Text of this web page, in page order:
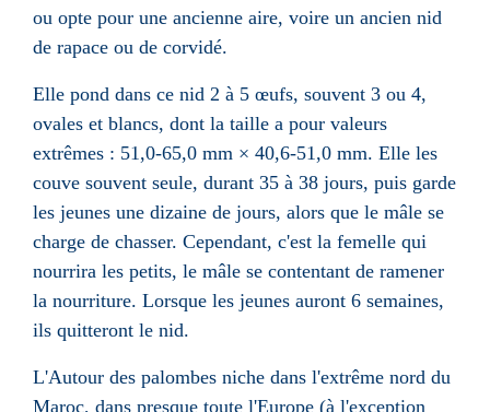
ou opte pour une ancienne aire, voire un ancien nid
de rapace ou de corvidé.
Elle pond dans ce nid 2 à 5 œufs, souvent 3 ou 4,
ovales et blancs, dont la taille a pour valeurs
extrêmes : 51,0-65,0 mm × 40,6-51,0 mm. Elle les
couve souvent seule, durant 35 à 38 jours, puis garde
les jeunes une dizaine de jours, alors que le mâle se
charge de chasser. Cependant, c'est la femelle qui
nourrira les petits, le mâle se contentant de ramener
la nourriture. Lorsque les jeunes auront 6 semaines,
ils quitteront le nid.
L'Autour des palombes niche dans l'extrême nord du
Maroc, dans presque toute l'Europe (à l'exception